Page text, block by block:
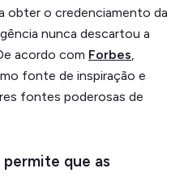
obter o credenciamento da
nunca descartou a
acordo com Forbes,
fonte de inspiração e
fontes poderosas de
que as